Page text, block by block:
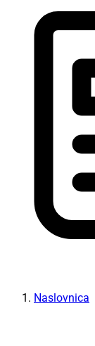
Naslovnica